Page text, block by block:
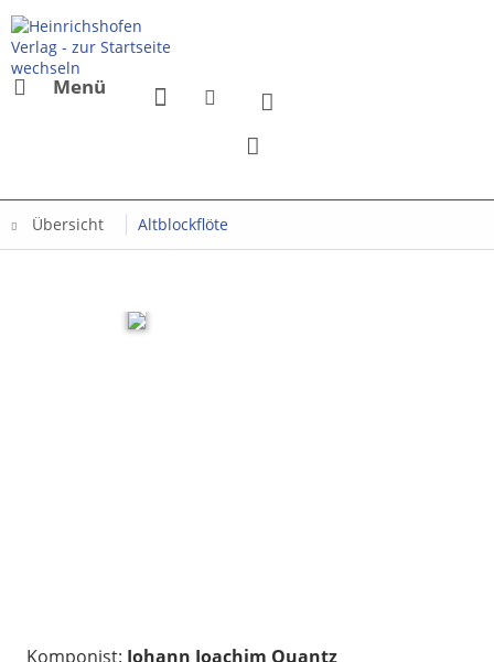
Menü
Übersicht Altblockflöte
Komponist: Johann Joachim Quantz